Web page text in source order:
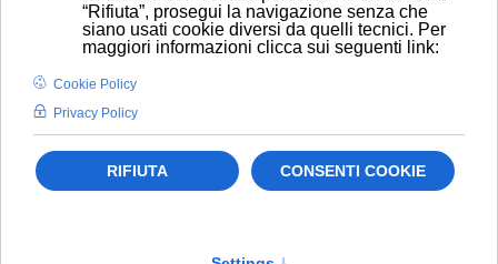
Tumore colon-retto
Tumore del colon-retto
Tumore del marinaio
Tumore della pelle